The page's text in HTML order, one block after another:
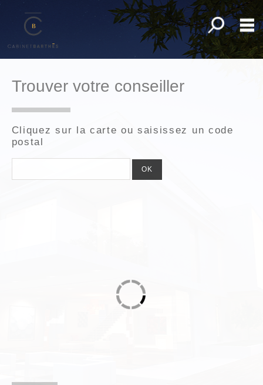
Toutes nos
Acheter
Louer
Gestion
Syndic
Mon compte
Trouver votre conseiller
Cliquez sur la carte ou saisissez un code
postal